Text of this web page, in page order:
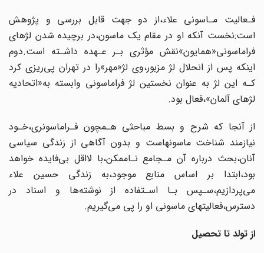
فـعالیت مـاسونی علاء،از دو جهت قابل‌ بررسی‌ و پژوهش
است:نخست آنکه او در مقام‌ یک ماسون،در برچیده شدن لژهای
فراماسونی«همایون»نقش‌ مؤثری‌ بـر‌ عـهده داشـته است.دوم‌
اینکه پس از انحلال لژ مزبور،وی لژ‌«مهر‌»را‌ در تهران پی‌ریزی کرد
کـه این لژ به عنوان‌ نخستین لژ فراماسونی وابسته به‌«اتحادیه‌
لژهای‌ آلمان»،فعال بود.
از آنجا که شرح و بسط مباحثی هـمچون فـراماسونری،خـود
نیازمند شناخت‌ ماسونهاست‌‌ و بدون آگاهی از زندگی سیاسی
آنان،بحث درباره آن مـجامع نـاممکن،با لااقل‌ بی‌فایده‌‌ خواهد‌
بود،ابتدا بر اساس منابع موجود،به زندگی حسین علاء
می‌پردازیم،سـپس بـا اسـتفاده‌ از‌ نوشته‌ها و اسناد در
دسترس،فعالیتهای ماسونی او را پی می‌گیریم.
از تولد تا‌ تحصیل‌